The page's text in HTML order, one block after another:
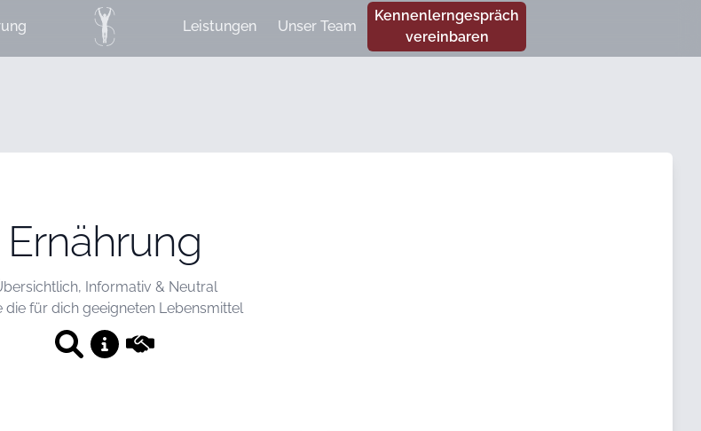
Leistungen Unser Team
Kennenlerngespräch
vereinbaren
Ernährung
Informativ & Neutral
die für dich geeigneten Lebensmittel